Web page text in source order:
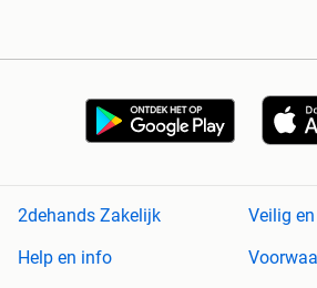
2dehands Zakelijk
Veilig
Help en info